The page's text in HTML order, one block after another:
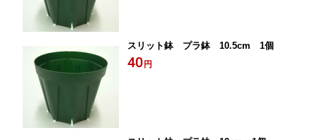
スリット鉢 プラ鉢 10.5cm 1個
40 円